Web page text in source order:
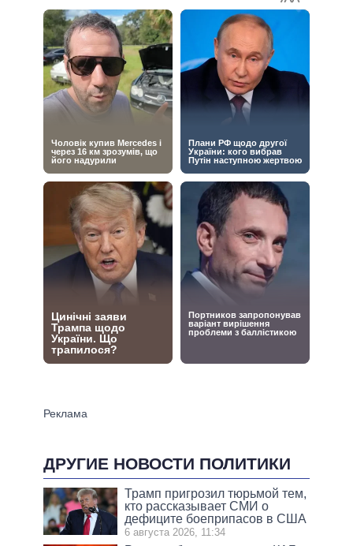
ДРУГИЕ НОВОСТИ ПОЛИТИКИ
Трамп пригрозил тюрьмой тем,
кто рассказывает СМИ о
дефиците боеприпасов в США
6 августа 2026, 11:34